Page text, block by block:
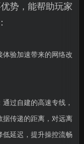
势，能帮助玩家
体验加速带来的网络改
通过自建的高速专线，
据传递的距离，对远离
延迟，提升操控流畅